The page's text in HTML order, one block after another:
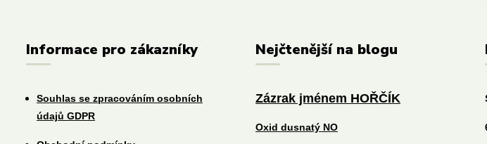
Informace pro zákazníky
Souhlas se zpracováním osobních
údajů GDPR
Nejčtenější na blogu
Zázrak jménem HOŘČÍK
Oxid dusnatý NO